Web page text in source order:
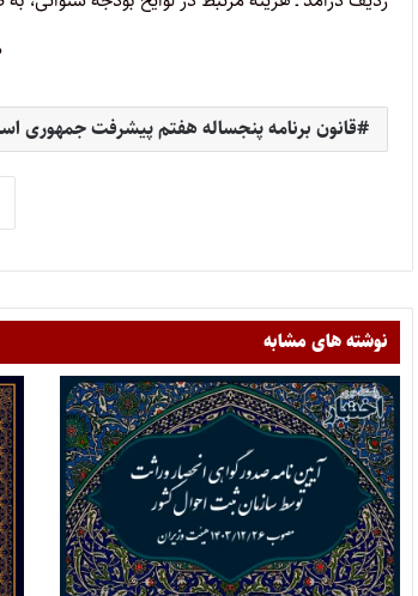
قانون برنامه پنجساله هفتم پیشرفت جمهوری
نوشته های مشابه